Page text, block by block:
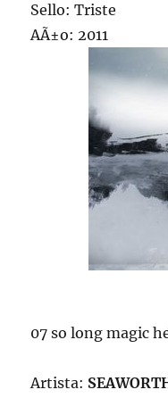
Sello: Triste
AÃ±o: 2011
07 so long magic
Artista: